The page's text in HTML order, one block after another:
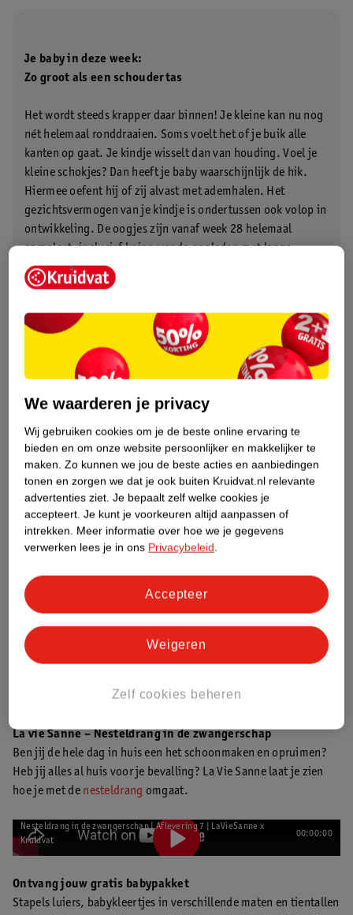
Je baby in deze week:
Zo groot als een schoudertas
Het wordt steeds krapper daar binnen! Je kleine kan nu nog
nét helemaal ronddraaien. Soms voelt het of je buik alle
kanten op gaat. Je kindje wisselt dan van houding. Voel je
kleine schokjes? Dan heeft je baby waarschijnlijk de hik.
Hiermee oefent hij of zij alvast met ademhalen. Het
gezichtsvermogen van je kindje is ondertussen ook volop in
ontwikkeling. De oogjes zijn vanaf week 28 helemaal
compleet, inclusief knipperende oogleden met lange
wimpers.
Jij in deze week
Nu je in het derde trimester zit, krijg je het lichamelijk wat
zwaarder. Hallo bekkeninstabiliteit! Een kwart van de vrouwen
heeft last van bekkenpijn tijdens de zwangerschap. De
bekkenbeenderen verweken als voorbereiding op de bevalling,
waardoor jij klachten ervaart rond jebekkenbodem
vaker in de relaxmodus en bespreek je klachten eventueel met je
verloskundige.
Tip voor je partner
Hebben jullie al over geboortekaartjes nagedacht? Speur het
aan. Na de geboorte heb je wel iets anders aan je hoofd.
La vie Sanne – Nesteldrang in de zwangerschap
Ben jij de hele dag in huis een het schoonmaken en opruimen?
Heb jij alles al huis voor je bevalling? La Vie Sanne laat je zien
hoe je met de nesteldrang omgaat.
Nesteldrang in de zwangerschap | Aflevering 7 | LaVieSanne x
Kruidvat
00:00:00
Ontvang jouw gratis babypakket
Stapels luiers, babykleertjes in verschillende maten en tientallen
We waarderen je privacy
Wij gebruiken cookies om je de beste online ervaring te
bieden en om onze website persoonlijker en makkelijker te
maken. Zo kunnen we jou de beste acties en aanbiedingen
tonen en zorgen we dat je ook buiten Kruidvat.nl relevante
advertenties ziet. Je bepaalt zelf welke cookies je
accepteert. Je kunt je voorkeuren altijd aanpassen of
intrekken. Meer informatie over hoe we je gegevens
verwerken lees je in ons Privacybeleid.
Zelf cookies beheren
Weigeren
Accepteer